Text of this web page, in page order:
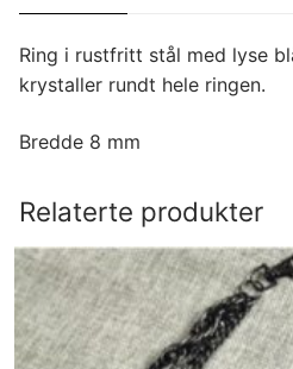
Ring i rustfritt stål med lyse
krystaller rundt hele ringen.
Bredde 8 mm
Relaterte produkter